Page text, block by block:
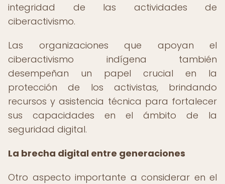
integridad de las actividades de
ciberactivismo.
Las organizaciones que apoyan el
ciberactivismo indígena también
desempeñan un papel crucial en la
protección de los activistas, brindando
recursos y asistencia técnica para fortalecer
sus capacidades en el ámbito de la
seguridad digital.
La brecha digital entre generaciones
Otro aspecto importante a considerar en el